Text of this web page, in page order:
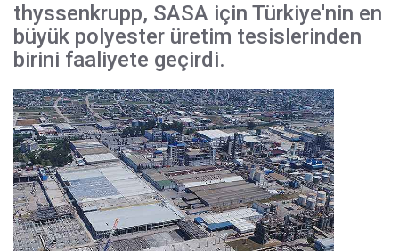
thyssenkrupp, SASA için Türkiye'nin en
büyük polyester üretim tesislerinden
birini faaliyete geçirdi.